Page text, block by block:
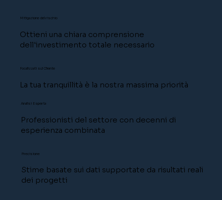
Mitigazione del rischio
Ottieni una chiara comprensione
dell'investimento totale necessario
Focalizzati sul Cliente
La tua tranquillità è la nostra massima priorità
Analisi Esperta
Professionisti del settore con decenni di
esperienza combinata
Precisione
Stime basate sui dati supportate da risultati reali
dei progetti